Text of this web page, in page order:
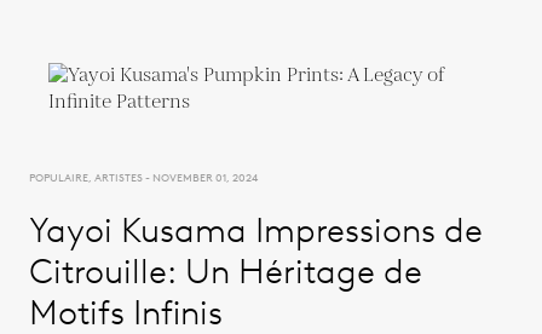
POPULAIRE, ARTISTES - NOVEMBER 01, 2024
Yayoi Kusama Impressions de
Citrouille: Un Héritage de
Motifs Infinis